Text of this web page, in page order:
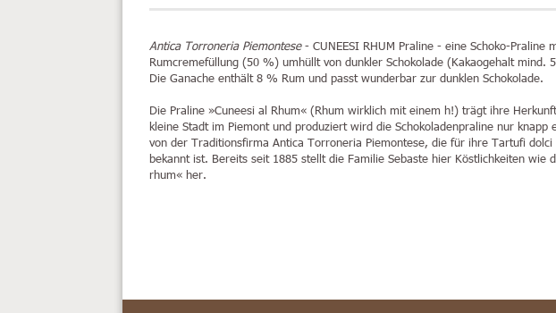
Antica Torroneria Piemontese- CUNEESI RHUM Praline - eine Schoko-Praline
Rumcremefüllung (50 %) umhüllt von dunkler Schokolade (Kakaogehalt mind.
Die Ganache enthält 8 % Rum und passt wunderbar zur dunklen Schokolade.
Die Praline »Cuneesi al Rhum« (Rhum wirklich mit einem h!) trägt ihre
kleine Stadt im Piemont und produziert wird die Schokoladenpraline nur knapp
von der Traditionsfirma Antica Torroneria Piemontese, die für ihre Tartufi dolci
bekannt ist. Bereits seit 1885 stellt die Familie Sebaste hier Köstlichkeiten wie
rhum« her.